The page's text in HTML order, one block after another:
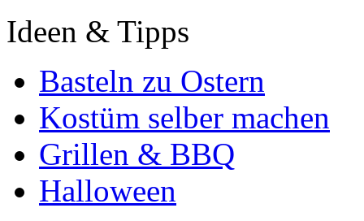
Ideen & Tipps
Basteln zu Ostern
Kostüm selber machen
Grillen & BBQ
Halloween